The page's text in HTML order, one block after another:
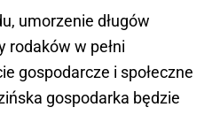
umorzenie długów
rodaków w pełni
gospodarcze i społeczne
gospodarka będzie